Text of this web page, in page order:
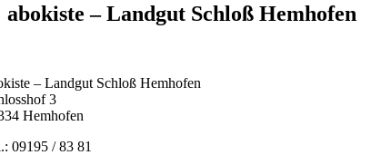
abokiste – Landgut Schloß Hemhofen
– Landgut Schloß Hemhofen
3
Hemhofen
09195 / 83 81